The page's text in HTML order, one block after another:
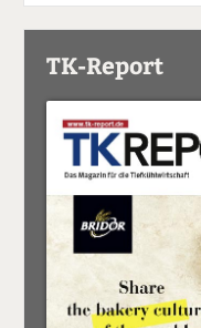
TK-Report